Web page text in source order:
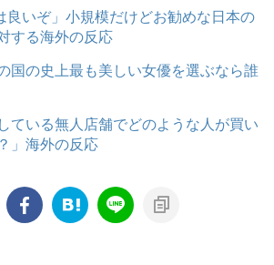
良いぞ」小規模だけどお勧めな日本の
する海外の反応
国の史上最も美しい女優を選ぶなら誰
ている無人店舗でどのような人が買い
」海外の反応